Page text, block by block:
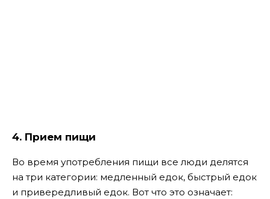
4. Прием пищи
Во время употребления пищи все люди делятся
на три категории: медленный едок, быстрый едок
и привередливый едок. Вот что это означает: